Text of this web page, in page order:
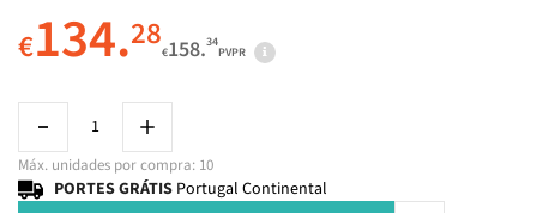
€134.28€158.34
PVPR
Máx. unidades por compra: 10
PORTES GRÁTIS Portugal Continental